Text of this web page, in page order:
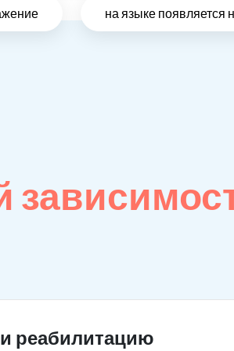
на языке появляется
реабилитацию